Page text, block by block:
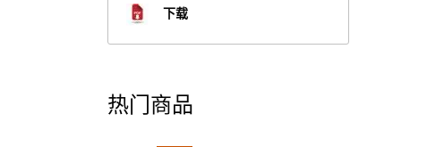
下载
热门商品